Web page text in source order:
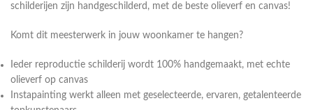
schilderijen zijn handgeschilderd, met de beste olieverf en canvas!
Komt dit meesterwerk in jouw woonkamer te hangen?
Ieder reproductie schilderij wordt 100% handgemaakt, met echte
olieverf op canvas
Instapainting werkt alleen met geselecteerde, ervaren, getalenteerde